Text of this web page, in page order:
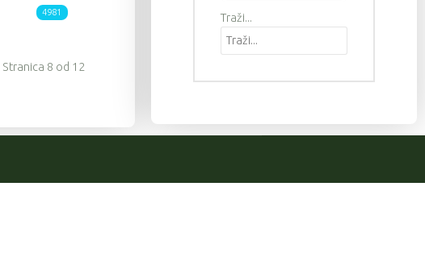
4981
Stranica 8 od 12
Traži...